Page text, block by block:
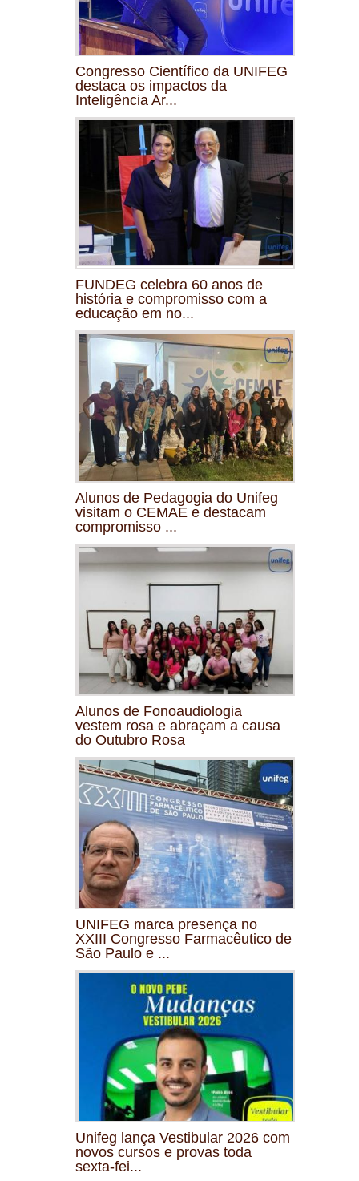
Congresso Científico da UNIFEG
destaca os impactos da
Inteligência Ar...
FUNDEG celebra 60 anos de
história e compromisso com a
educação em no...
Alunos de Pedagogia do Unifeg
visitam o CEMAE e destacam
compromisso ...
Alunos de Fonoaudiologia
vestem rosa e abraçam a causa
do Outubro Rosa
UNIFEG marca presença no
XXIII Congresso Farmacêutico de
São Paulo e ...
Unifeg lança Vestibular 2026 com
novos cursos e provas toda
sexta-fei...